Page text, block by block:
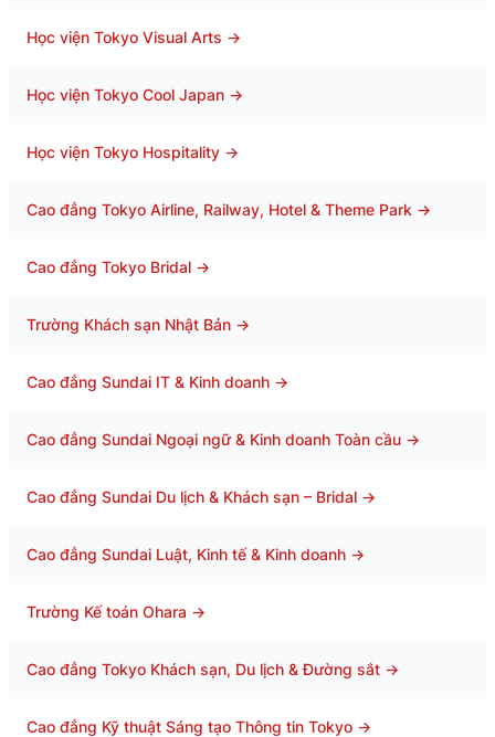
Học viện Tokyo Visual Arts →
Học viện Tokyo Cool Japan →
Học viện Tokyo Hospitality →
Cao đẳng Tokyo Airline, Railway, Hotel & Theme Park →
Cao đẳng Tokyo Bridal →
Trường Khách sạn Nhật Bản →
Cao đẳng Sundai IT & Kinh doanh →
Cao đẳng Sundai Ngoại ngữ & Kinh doanh Toàn cầu →
Cao đẳng Sundai Du lịch & Khách sạn – Bridal →
Cao đẳng Sundai Luật, Kinh tế & Kinh doanh →
Trường Kế toán Ohara →
Cao đẳng Tokyo Khách sạn, Du lịch & Đường sắt →
Cao đẳng Kỹ thuật Sáng tạo Thông tin Tokyo →